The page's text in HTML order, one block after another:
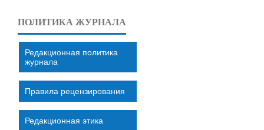
ПОЛИТИКА ЖУРНАЛА
Редакционная политика
журнала
Правила рецензирования
Редакционная этика